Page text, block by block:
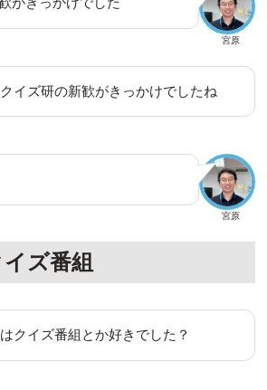
宮原
イズ研の新歓がきっかけでしたね
宮原
ズ番組
クイズ番組とか好きでした？